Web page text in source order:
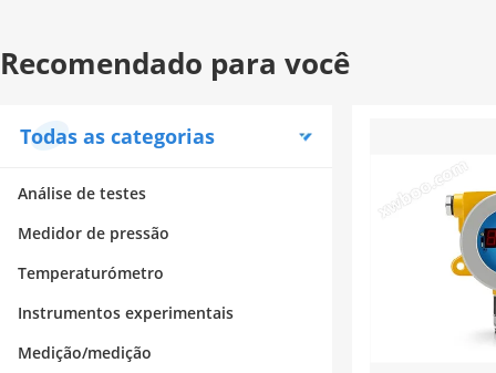
Recomendado para você
Todas as categorias
Análise de testes
Medidor de pressão
Temperaturómetro
Instrumentos experimentais
Medição/medição